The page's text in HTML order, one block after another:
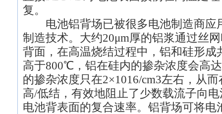
复。
电池铝背场已被很多电池制造商应
制造技术。大约20μm厚的铝浆通过丝
背面，在高温烧结过程中，铝和硅形成
高于800℃，铝在硅内的掺杂浓度会高
的掺杂浓度只在2×1016/cm3左右，从
高/低结，有效地阻止了少数载流子向
电池背表面的复合速率。铝背场可将电